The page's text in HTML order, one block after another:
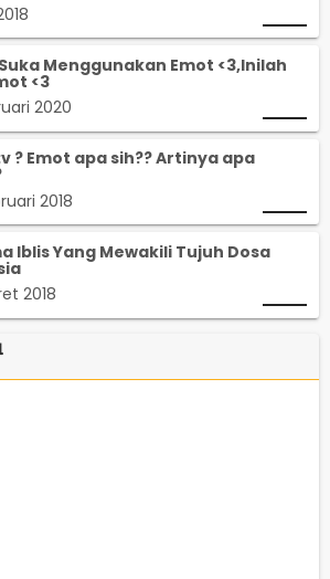
Menggunakan Emot <3,Inilah
<3
2020
? Emot apa sih?? Artinya apa
2018
Iblis Yang Mewakili Tujuh Dosa
2018